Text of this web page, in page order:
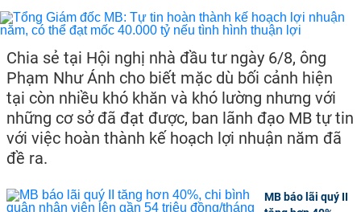
Chia sẻ tại Hội nghị nhà đầu tư ngày 6/8, ông
Phạm Như Ánh cho biết mặc dù bối cảnh hiện
tại còn nhiều khó khăn và khó lường nhưng với
những cơ sở đã đạt được, ban lãnh đạo MB tự tin
với việc hoàn thành kế hoạch lợi nhuận năm đã
đề ra.
MB báo lãi quý II